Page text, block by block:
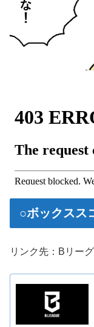
○ボックスス
リンク先：Bリー